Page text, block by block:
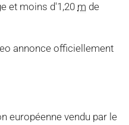
et moins d'1,20 m de
annonce officiellement
européenne vendu par le